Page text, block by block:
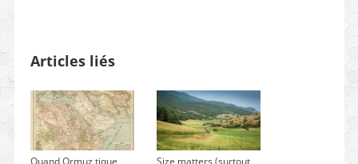
Articles liés
Quand Ormuz tique,
Size matters (surtout